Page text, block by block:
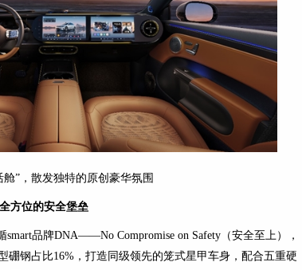
”，散发独特的原创豪华氛围
方位的安全堡垒
smart品牌DNA——No Compromise on Safety（安全至上），
硼钢占比16%，打造同级领先的笼式星甲车身，配合五重硬